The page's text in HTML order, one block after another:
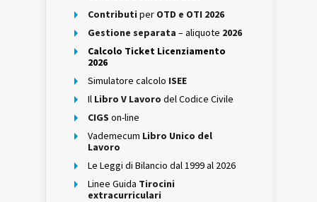
Contributi per OTD e OTI 2026
Gestione separata – aliquote 2026
Calcolo Ticket Licenziamento
2026
Simulatore calcolo ISEE
Il Libro V Lavoro del Codice Civile
CIGS on-line
Vademecum Libro Unico del
Lavoro
Le Leggi di Bilancio dal 1999 al 2026
Linee Guida Tirocini
extracurriculari